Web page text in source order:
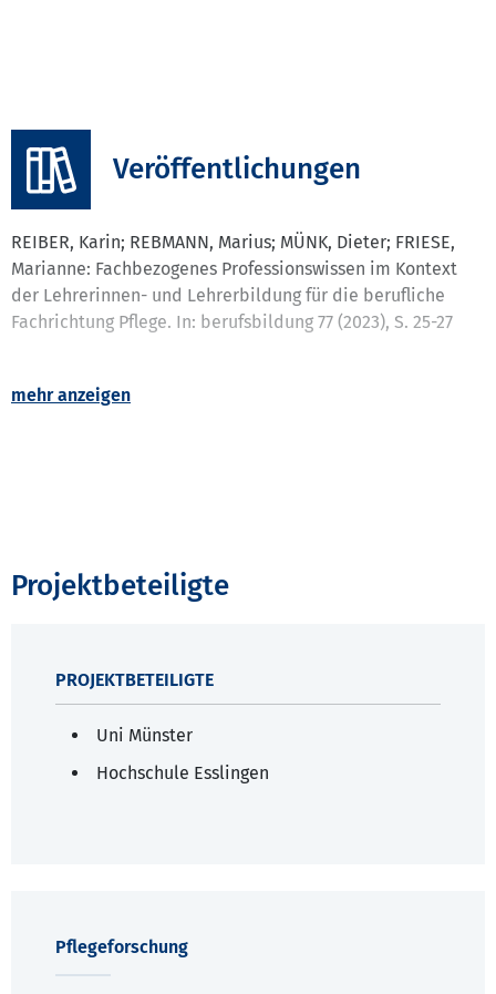
Veröffentlichungen
REIBER, Karin; REBMANN, Marius; MÜNK, Dieter; FRIESE,
Marianne: Fachbezogenes Professionswissen im Kontext
der Lehrerinnen- und Lehrerbildung für die berufliche
Fachrichtung Pflege. In: berufsbildung 77 (2023), S. 25-27
Projektbeteiligte
PROJEKTBETEILIGTE
Uni Münster
Hochschule Esslingen
Pflegeforschung